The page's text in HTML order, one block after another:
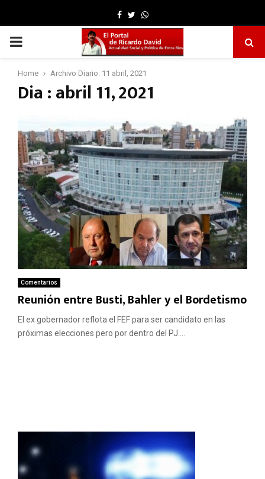
Facebook
TwitterWhatsapp
PRIMARY
MENU
Home Archivo Diario: 11 abril, 2021
Dia : abril 11, 2021
Comentarios
Reunión entre Busti, Bahler y el Bordetismo
El ex gobernador reflota el FEF para ser candidato en las
próximas elecciones pero por dentro del PJ....